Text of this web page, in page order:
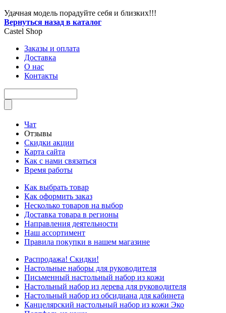
Удачная модель порадуйте себя и близких!!!
Вернуться назад в каталог
Castel Shop
Заказы и оплата
Доставка
О нас
Контакты
Чат
Отзывы
Скидки акции
Карта сайта
Как с нами связаться
Время работы
Как выбрать товар
Как оформить заказ
Несколько товаров на выбор
Доставка товара в регионы
Направления деятельности
Наш ассортимент
Правила покупки в нашем магазине
Распродажа! Скидки!
Настольные наборы для руководителя
Письменный настольный набор из кожи
Настольный набор из дерева для руководителя
Настольный набор из обсидиана для кабинета
Канцелярский настольный набор из кожи Эко